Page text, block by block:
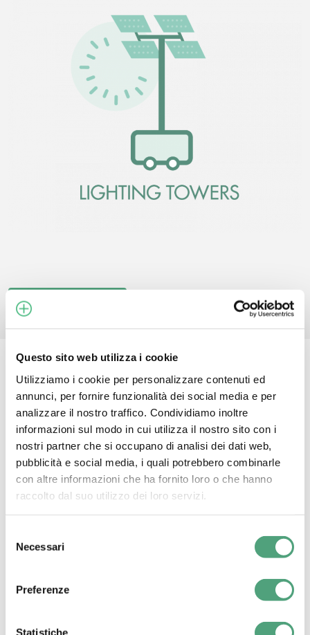
Questo sito web utilizza i cookie
Utilizziamo i cookie per personalizzare contenuti ed
annunci, per fornire funzionalità dei social media e per
analizzare il nostro traffico. Condividiamo inoltre
informazioni sul modo in cui utilizza il nostro sito con i
nostri partner che si occupano di analisi dei dati web,
pubblicità e social media, i quali potrebbero combinarle
con altre informazioni che ha fornito loro o che hanno
raccolto dal suo utilizzo dei loro servizi.
delNecessari
Preferenze
Statistiche
DATA SHEET